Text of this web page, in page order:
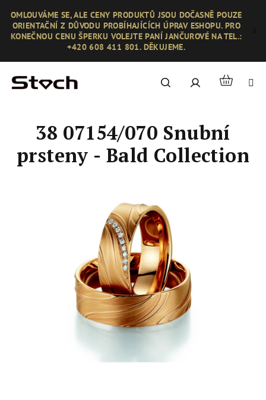
obsah
OMLOUVÁME SE, ALE CENY PRODUKTŮ JSOU DOČASNĚ POUZE
ORIENTAČNÍ Z DŮVODU PROBÍHAJÍCÍCH ÚPRAV ESHOPU. PRO
KONEČNOU CENU ŠPERKU VOLEJTE PANÍ JANČUROVÉ NA TEL.:
+420 608 411 801. DĚKUJEME.
Hledat PřihlášeníNákupní
38 07154/070 Snubní
prsteny - Bald Collection